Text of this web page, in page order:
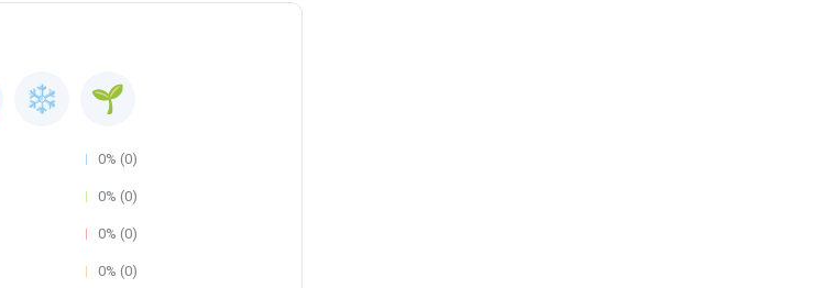
0% (0)
0% (0)
0% (0)
0% (0)